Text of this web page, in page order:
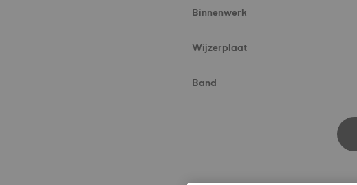
Binnenwerk
Wijzerplaat
Band